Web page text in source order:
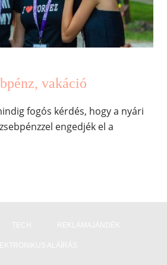
vakáció
fogós kérdés, hogy a nyári
engedjék el a